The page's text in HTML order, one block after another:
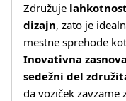
Združuje
dizajn, zato je
mestne sprehode
Inovativna zasnova
sedežni del
da voziček zavzame